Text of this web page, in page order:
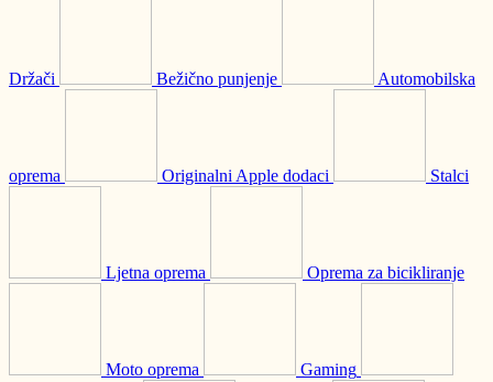
Držači Bežično punjenje Automobilska
oprema Originalni Apple dodaci Stalci
Ljetna oprema Oprema za bicikliranje
Moto oprema Gaming